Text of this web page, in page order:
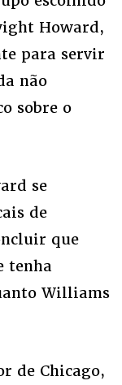
Howard,
para servir
não
sobre o
se
de
que
tenha
Williams
de Chicago,